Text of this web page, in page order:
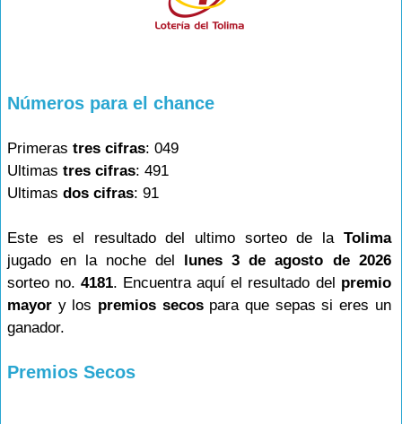
Números para el chance
Primeras tres cifras: 049
Ultimas tres cifras: 491
Ultimas dos cifras: 91
Este es el resultado del ultimo sorteo de la Tolima
jugado en la noche del lunes 3 de agosto de 2026
sorteo no.4181. Encuentra aquí el resultado del premio
mayor y los premios secospara que sepas si eres un
ganador.
Premios Secos